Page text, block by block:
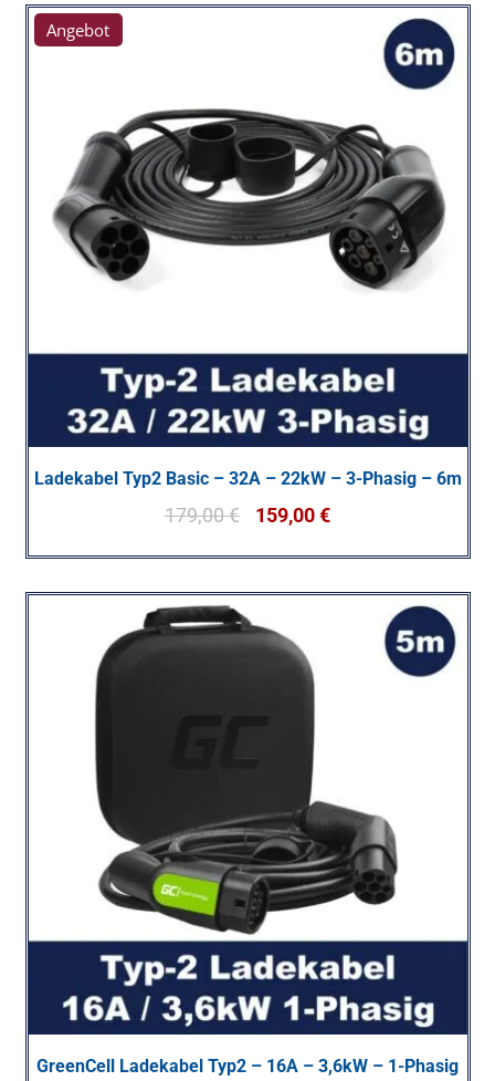
Angebot
Ladekabel Typ2 Basic – 32A – 22kW – 3-Phasig – 6m
179,00€ 159,00€
GreenCell Ladekabel Typ2 – 16A – 3,6kW – 1-Phasig